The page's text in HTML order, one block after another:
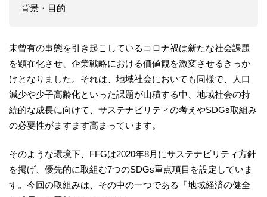
背景・目的
未曾有の事態を引き起こしているコロナ禍は新たな社会課題
を顕在化させ、企業戦略における価値観を激変させるきっか
けとなりました。それは、地域社会においても同様で、人口
減少や少子高齢化といった課題が山積する中、地域社会の持
続的な成長に向けて、サステナビリティの考えやSDGs取組み
の必要性がますます高まっています。
そのような環境下、FFGは2020年8月にサステナビリティ方針
を掲げ、優先的に取組む7つのSDGs重点項目を設定していま
す。今回の取組みは、その中の一つである「地域経済の健全